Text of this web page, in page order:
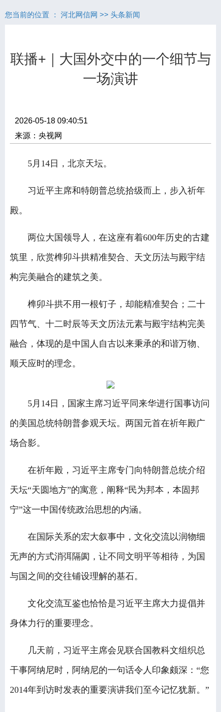
您当前的位置 ： 河北网信网 >> 头条新闻
联播+｜大国外交中的一个细节与
一场演讲
2026-05-18 09:40:51
来源：央视网
5月14日，北京天坛。
习近平主席和特朗普总统拾级而上，步入祈年
殿。
两位大国领导人，在这座有着600年历史的古建
筑里，欣赏榫卯斗拱精准契合、天文历法与殿宇结
构完美融合的建筑之美。
榫卯斗拱不用一根钉子，却能精准契合；二十
四节气、十二时辰等天文历法元素与殿宇结构完美
融合，体现的是中国人自古以来秉承的和谐万物、
顺天应时的理念。
5月14日，国家主席习近平同来华进行国事访问
的美国总统特朗普参观天坛。两国元首在祈年殿广
场合影。
在祈年殿，习近平主席专门向特朗普总统介绍
天坛“天圆地方”的寓意，阐释“民为邦本，本固邦
宁”这一中国传统政治思想的内涵。
在国际关系的宏大叙事中，文化交流以润物细
无声的方式消弭隔阂，让不同文明平等相待，为国
与国之间的交往铺设理解的基石。
文化交流互鉴也恰恰是习近平主席大力提倡并
身体力行的重要理念。
几天前，习近平主席会见联合国教科文组织总
干事阿纳尼时，阿纳尼的一句话令人印象颇深：“您
2014年到访时发表的重要演讲我们至今记忆犹新。”